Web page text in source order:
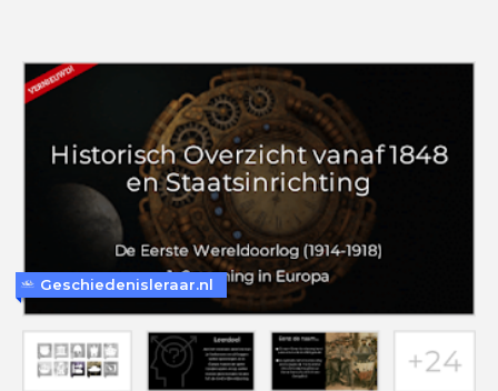
Geschiedenisleraar.nl